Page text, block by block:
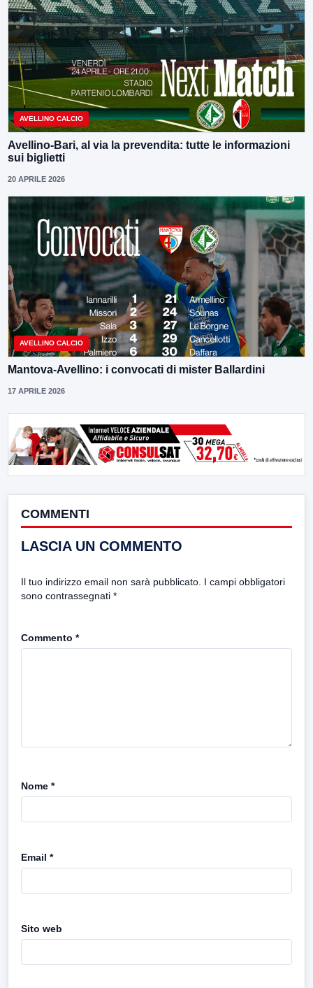
AVELLINO CALCIO
Avellino-Bari, al via la prevendita: tutte le informazioni
sui biglietti
20 APRILE 2026
AVELLINO CALCIO
Mantova-Avellino: i convocati di mister Ballardini
17 APRILE 2026
COMMENTI
LASCIA UN COMMENTO
Il tuo indirizzo email non sarà pubblicato. I campi obbligatori
sono contrassegnati *
Commento *
Nome *
Email *
Sito web